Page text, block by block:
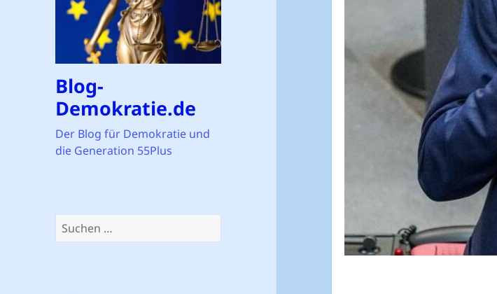
Blog-
Demokratie.de
Der Blog für Demokratie und
die Generation 55Plus
Suchen
nach: